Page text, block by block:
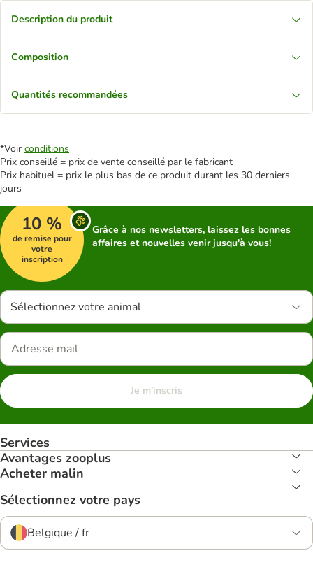
Description du produit
Composition
Quantités recommandées
*Voir conditions
Prix conseillé = prix de vente conseillé par le fabricant
Prix habituel = prix le plus bas de ce produit durant les 30 derniers
jours
10 %
de remise pour
votre
inscription
Grâce à nos newsletters, laissez les bonnes
affaires et nouvelles venir jusqu'à vous!
Sélectionnez votre animal
Je m'inscris
Services
Avantages zooplus
Acheter malin
Sélectionnez votre pays
Belgique / fr